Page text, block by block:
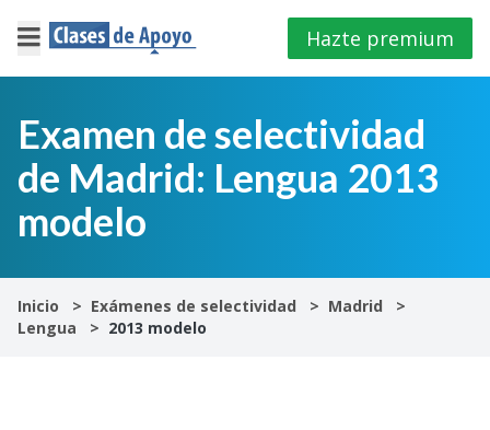
×
Iniciar
sesión
E.S.O
Hazte premium
Examen de selectividad
de Madrid: Lengua 2013
modelo
Inicio Exámenes de selectividad
Madrid
Lengua
2013 modelo